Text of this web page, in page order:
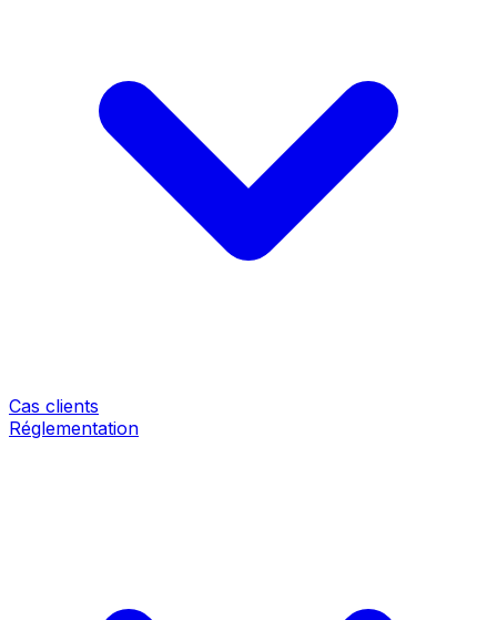
Cas clients
Réglementation